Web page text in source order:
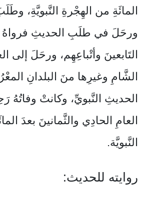
المائَةِ من الهِجْرةِ النَّبويَّةِ،
ورحَلَ في طلَبِ الحديثِ فرواهُ
التَابعينَ وأتْباعِهِم، ورحَلَ إلى
الشَّامِ وغيرِها منَ البلدانِ
الحديثِ النَّبويِّ، وكانتْ وفاتُهُ
العامِ الحادِي والثَّمانينَ بعدَ
النَّبويَّة.
روايته للحديث: